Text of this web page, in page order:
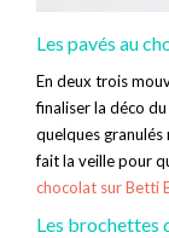
Les pavés au
En deux trois
finaliser la déco
quelques granulés
fait la veille pour
chocolat sur Betti
Les brochettes